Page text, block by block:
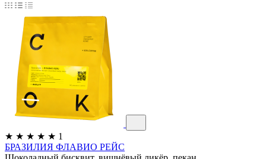
★ ★ ★ ★ ★ 1
БРАЗИЛИЯ ФЛАВИО РЕЙС